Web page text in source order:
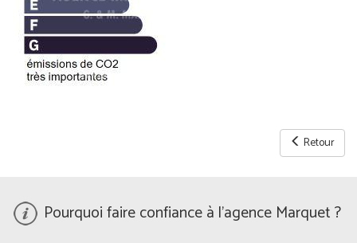
Retour
Pourquoi faire confiance à l'agence Marquet ?